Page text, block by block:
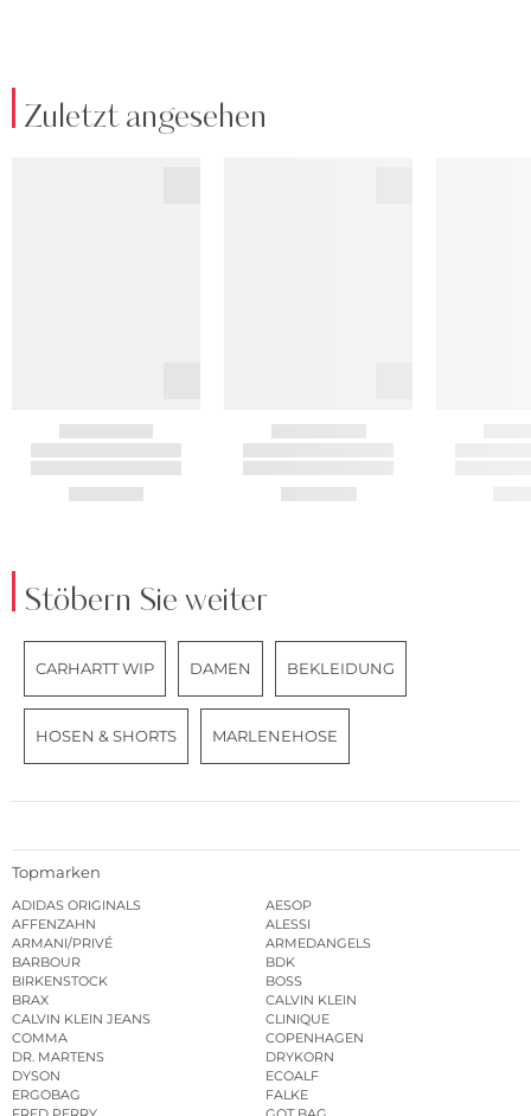
Zuletzt angesehen
Stöbern Sie weiter
CARHARTT WIP DAMEN BEKLEIDUNG
HOSEN & SHORTS MARLENEHOSE
Topmarken
ADIDAS ORIGINALS
AESOP
AFFENZAHN
ALESSI
ARMANI/PRIVÉ
ARMEDANGELS
BARBOUR
BDK
BIRKENSTOCK
BOSS
BRAX
CALVIN KLEIN
CALVIN KLEIN JEANS
CLINIQUE
COMMA
COPENHAGEN
DR. MARTENS
DRYKORN
DYSON
ECOALF
ERGOBAG
FALKE